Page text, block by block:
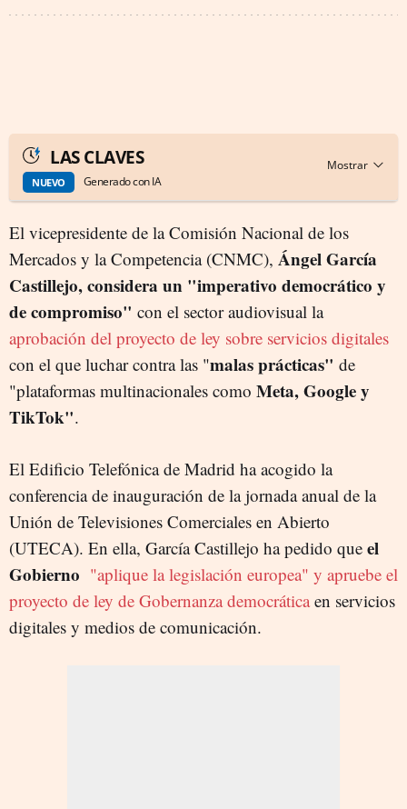
LAS CLAVES
NUEVO Generado con IA
El vicepresidente de la Comisión Nacional de los
Mercados y la Competencia (CNMC), Ángel García
Castillejo, considera un "imperativo democrático y
de compromiso" con el sector audiovisual la
aprobación del proyecto de ley sobre servicios digitales
con el que luchar contra las "malas prácticas" de
"plataformas multinacionales como Meta, Google y
TikTok".
El Edificio Telefónica de Madrid ha acogido la
conferencia de inauguración de la jornada anual de la
Unión de Televisiones Comerciales en Abierto
(UTECA). En ella, García Castillejo ha pedido que el
Gobierno "aplique la legislación europea" y apruebe el
proyecto de ley de Gobernanza democráticaen servicios
digitales y medios de comunicación.